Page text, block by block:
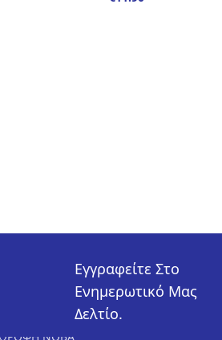
Εγγραφείτε Στο
Ενημερωτικό Μας
Δελτίο.